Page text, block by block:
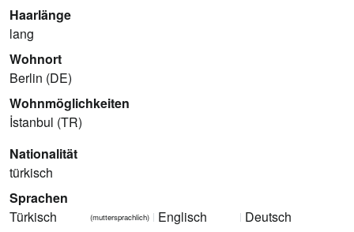
Haarlänge
lang
Wohnort
Berlin (DE)
Wohnmöglichkeiten
İstanbul (TR)
Nationalität
türkisch
Sprachen
Türkisch
(muttersprachlich) Englisch
Deutsch